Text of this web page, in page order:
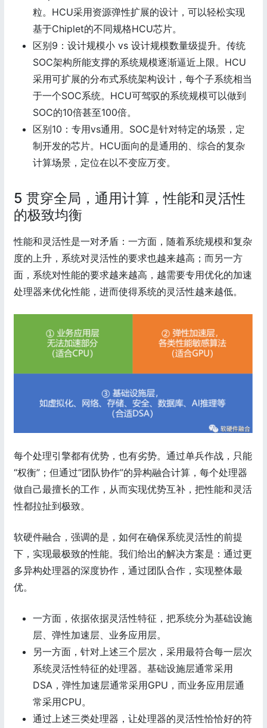
粒。HCU采用资源弹性扩展的设计，可以轻松实现
基于Chiplet的不同规格HCU芯片。
区别9：设计规模小 vs 设计规模数量级提升。传统
SOC架构所能支撑的系统规模逐渐逼近上限。HCU
采用可扩展的分布式系统架构设计，每个子系统相当
于一个SOC系统。HCU可驾驭的系统规模可以做到
SOC的10倍甚至100倍。
区别10：专用vs通用。SOC是针对特定的场景，定
制开发的芯片。HCU面向的是通用的、综合的复杂
计算场景，定位在以不变应万变。
5 贯穿全局，通用计算，性能和灵活性
的极致均衡
性能和灵活性是一对矛盾：一方面，随着系统规模和复杂
度的上升，系统对灵活性的要求也越来越高；而另一方
面，系统对性能的要求越来越高，越需要专用优化的加速
处理器来优化性能，进而使得系统的灵活性越来越低。
每个处理引擎都有优势，也有劣势。通过单兵作战，只能
“权衡”；但通过“团队协作”的异构融合计算，每个处理器
做自己最擅长的工作，从而实现优势互补，把性能和灵活
性都拉扯到极致。
软硬件融合，强调的是，如何在确保系统灵活性的前提
下，实现最极致的性能。我们给出的解决方案是：通过更
多异构处理器的深度协作，通过团队合作，实现整体最
优。
一方面，依据依据灵活性特征，把系统分为基础设施
层、弹性加速层、业务应用层。
另一方面，针对上述三个层次，采用最符合每一层次
系统灵活性特征的处理器。基础设施层通常采用
DSA，弹性加速层通常采用GPU，而业务应用层通
常采用CPU。
通过上述三类处理器，让处理器的灵活性恰恰好的符